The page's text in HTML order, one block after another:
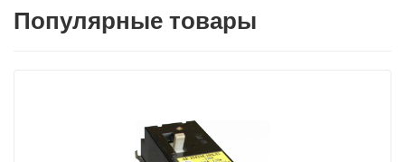
Популярные товары